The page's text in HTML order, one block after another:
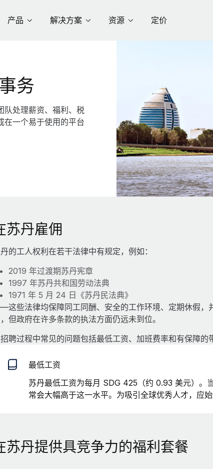
产品 解决方案 资源 定价
务
队处理薪资、福利、税
在一个易于使用的平台
苏丹雇佣
的工人权利在若干法律中有规定，例如：
2019 年过渡期苏丹宪章
1997 年苏丹共和国劳动法典
1971 年 5 月 24 日《苏丹民法典》
些法律均保障同工同酬、安全的工作环境、定期休假，
但政府在许多条款的执法方面仍远未到位。
聘过程中常见的问题包括最低工资、加班费率和有保障的
最低工资
苏丹最低工资为每月 SDG 425（约 0.93 美元）。
常会大幅高于这一水平。为吸引全球优秀人才，应
苏丹提供具竞争力的福利套餐